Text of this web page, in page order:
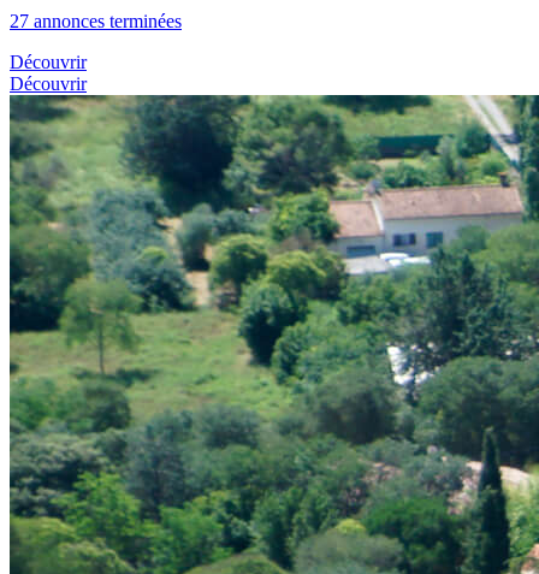
27 annonces terminées
Découvrir
Découvrir